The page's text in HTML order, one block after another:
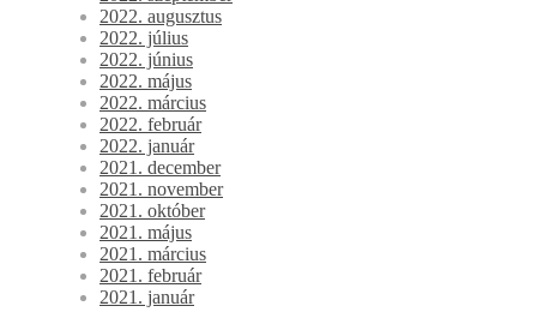
2022. augusztus
2022. július
2022. június
2022. május
2022. március
2022. február
2022. január
2021. december
2021. november
2021. október
2021. május
2021. március
2021. február
2021. január